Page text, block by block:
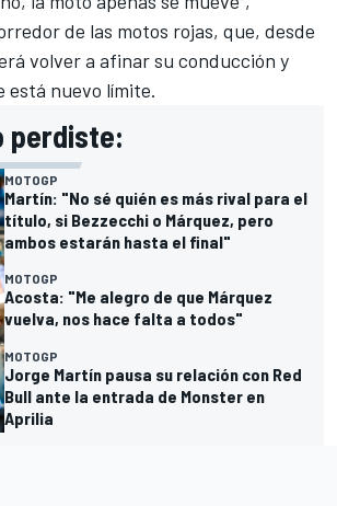
de las motos rojas, que, desde
volver a afinar su conducción y
está nuevo límite.
perdiste:
MOTOGP
Martín: "No sé quién es más rival para el
título, si Bezzecchi o Márquez, pero
ambos estarán hasta el final"
MOTOGP
Acosta: "Me alegro de que Márquez
vuelva, nos hace falta a todos"
MOTOGP
Jorge Martín pausa su relación con Red
Bull ante la entrada de Monster en
Aprilia